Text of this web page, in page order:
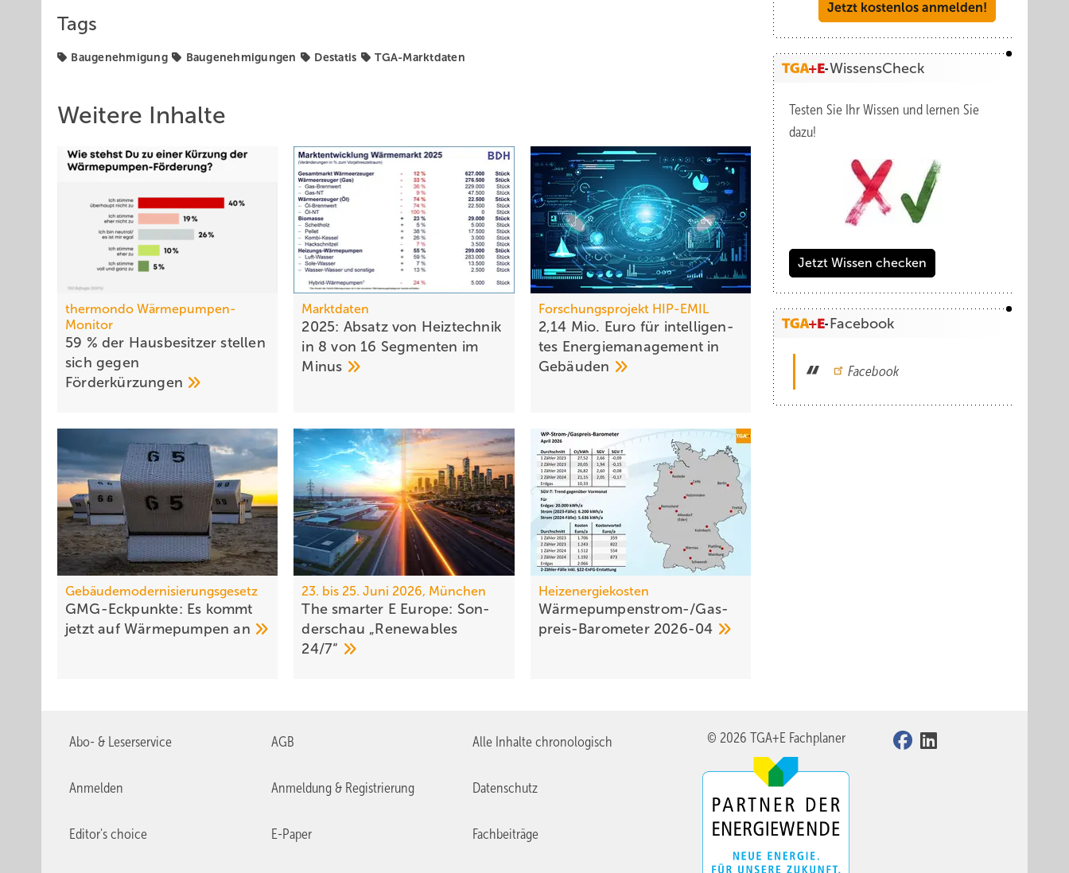
Tags
Baugenehmigung Baugenehmigungen Destatis TGA-Marktdaten
Weitere Inhalte
thermondo Wärmepumpen-
Monitor
59 % der Haus­be­sit­zer stellen
sich gegen
För­der­kür­zungen
Marktdaten
2025: Absatz von Heiztechnik
in 8 von 16 Segmenten im
Minus
Forschungsprojekt HIP-EMIL
2,14 Mio. Euro für intel­li­gen­
tes Ener­gie­ma­nage­ment in
Gebäuden
Gebäudemodernisierungsgesetz
GMG-Eckpunkte: Es kommt
jetzt auf Wärmepumpenan
23. bis 25. Juni 2026, München
The smarter E Europe: Son­
der­schau „Renewables
24/7“
Heizenergiekosten
Wärmepumpen­strom-/Gas­
preis-Baro­meter 2026-04
Jetzt kostenlos anmelden!
WissensCheck
Testen Sie Ihr Wissen und lernen Sie
dazu!
Jetzt Wissen checken
Facebook
Facebook
Abo- & Leserservice AGB Alle Inhalte chronologisch
Anmelden Anmeldung & Registrierung Datenschutz
Editor's choice E-Paper Fachbeiträge
© 2026 TGA+E Fachplaner